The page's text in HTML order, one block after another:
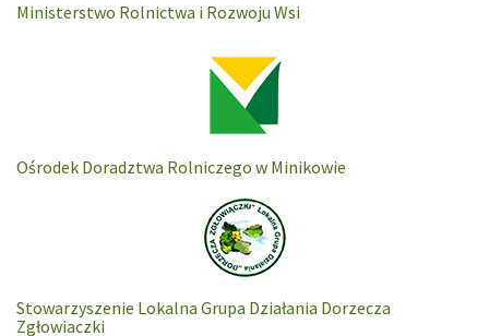
Ministerstwo Rolnictwa i Rozwoju Wsi
Ośrodek Doradztwa Rolniczego w Minikowie
Stowarzyszenie Lokalna Grupa Działania Dorzecza
Zgłowiaczki